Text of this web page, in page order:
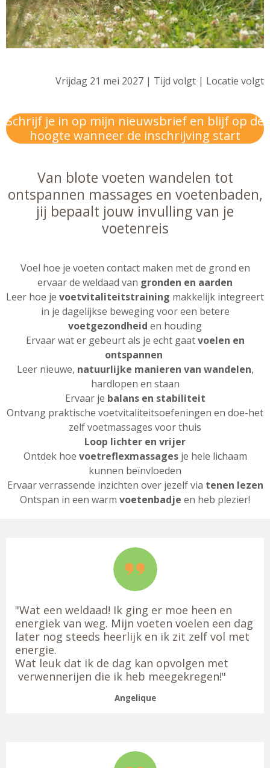
Vrijdag 21 mei 2027 | Tijd volgt | Locatie volgt
Schrijf je in op mijn nieuwsbrief en blijf op de
hoogte wanneer de inschrijving start
Van blote voeten wandelen tot
ontspannen massages en voetenbaden,
jij bepaalt jouw invulling van je
voetenreis
Voel hoe je voeten contact maken met de grond en
ervaar de weldaad van gronden en aarden
Leer hoe je voetvitaliteitstraining makkelijk integreert
in je dagelijkse beweging voor een betere
voetgezondheid en houding
Ervaar wat er gebeurt als je echt gaatvoelen en
ontspannen
Leer nieuwe, natuurlijke manieren van wandelen,
hardlopen en staan
Ervaar je balans en stabiliteit
Ontvang praktische voetvitaliteitsoefeningen en doe-het
zelf voetmassages voor thuis
Loop lichter en vrijer
Ontdek hoe voetreflexmassagesje hele lichaam
kunnen beïnvloeden
Ervaar verrassende inzichten over jezelf via tenen lezen
Ontspan in een warm voetenbadje en heb plezier!
"Wat een weldaad! Ik ging er moe heen en
energiek van weg. Mijn voeten voelen een dag
later nog steeds heerlijk en ik zit zelf vol met
energie.
Wat leuk dat ik de dag kan opvolgen met
verwennerijen die ik heb meegekregen!"
Angelique